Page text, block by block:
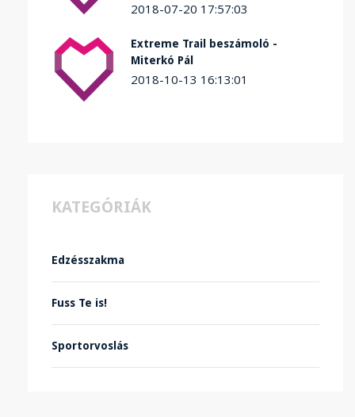
2018-07-20 17:57:03
Extreme Trail beszámoló -
Miterkó Pál
2018-10-13 16:13:01
KATEGÓRIÁK
Edzésszakma
Fuss Te is!
Sportorvoslás